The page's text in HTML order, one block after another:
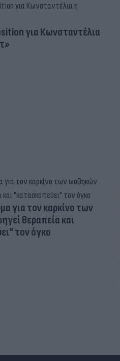
για Κωνσταντέλια
για τον καρκίνο των
θεραπεία και
τον όγκο